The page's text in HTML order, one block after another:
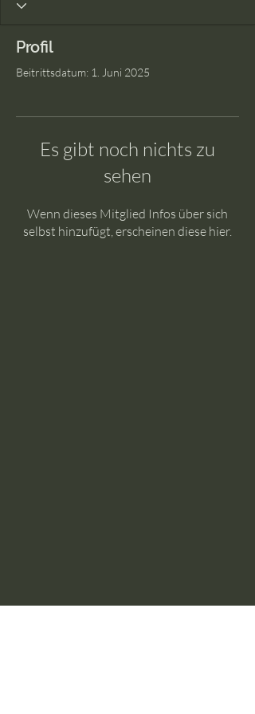
Profil
Beitrittsdatum: 1. Juni 2025
Es gibt noch nichts zu
sehen
Wenn dieses Mitglied Infos über sich
selbst hinzufügt, erscheinen diese hier.